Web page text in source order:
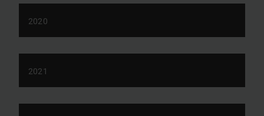
2020
2021